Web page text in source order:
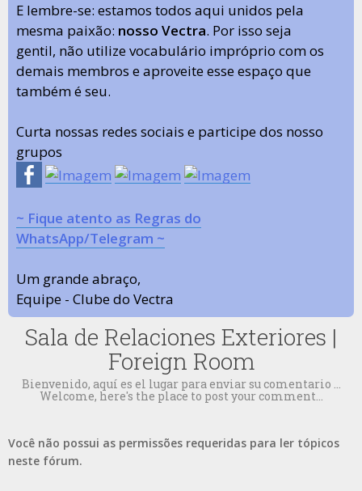
E lembre-se: estamos todos aqui unidos pela
mesma paixão: nosso Vectra. Por isso seja
gentil, não utilize vocabulário impróprio com os
demais membros e aproveite esse espaço que
também é seu.
Curta nossas redes sociais e participe dos nosso
grupos
~ Fique atento as Regras do
WhatsApp/Telegram ~
Um grande abraço,
Equipe - Clube do Vectra
Sala de Relaciones Exteriores |
Foreign Room
Bienvenido, aquí es el lugar para enviar su comentario ...
Welcome, here's the place to post your comment...
Você não possui as permissões requeridas para ler tópicos
neste fórum.